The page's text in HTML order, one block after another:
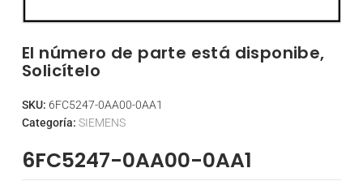
El número de parte está disponibe,
Solicítelo
SKU: 6FC5247-0AA00-0AA1
Categoría: SIEMENS
6FC5247-0AA00-0AA1